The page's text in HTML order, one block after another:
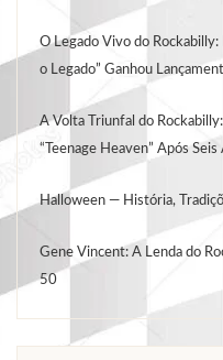
O Legado Vivo do
o Legado” Ganhou
A Volta Triunfal do
“Teenage Heaven” Após Seis
Halloween — História,
Gene Vincent: A Lenda do
50